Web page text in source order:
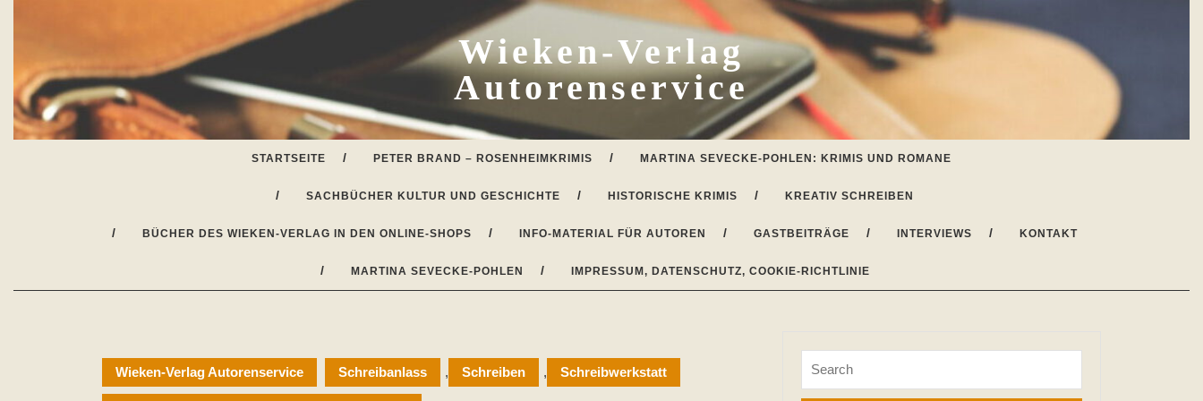
Wieken-Verlag
Autorenservice
STARTSEITE PETER BRAND – ROSENHEIMKRIMIS MARTINA SEVECKE-POHLEN: KRIMIS UND ROMANE
SACHBÜCHER KULTUR UND GESCHICHTE HISTORISCHE KRIMIS KREATIV SCHREIBEN
BÜCHER DES WIEKEN-VERLAG IN DEN ONLINE-SHOPS INFO-MATERIAL FÜR AUTOREN GASTBEITRÄGE INTERVIEWS KONTAKT
MARTINA SEVECKE-POHLEN IMPRESSUM, DATENSCHUTZ, COOKIE-RICHTLINIE
Wieken-Verlag Autorenservice Schreibanlass , Schreiben , Schreibwerkstatt
for: